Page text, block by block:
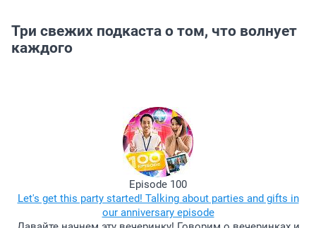
Три свежих подкаста о том, что волнует
каждого
Episode 100
Let's get this party started! Talking about parties and gifts in
our anniversary episode